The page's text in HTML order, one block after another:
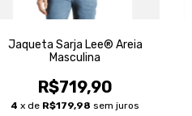
Jaqueta Sarja Lee® Areia
Masculina
R$719,90
4 x de R$179,98 sem juros